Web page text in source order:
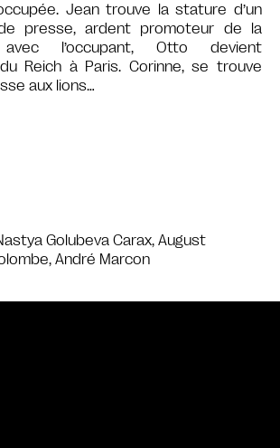
Golubeva Carax, August
André Marcon
Jean trouve la stature d’un
presse, ardent promoteur de la
avec l’occupant, Otto devient
du Reich à Paris. Corinne, se trouve
aux lions…